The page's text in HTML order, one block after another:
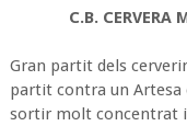
C.B. CERVERA
Gran partit dels
partit contra un Artesa
sortir molt concentrat i